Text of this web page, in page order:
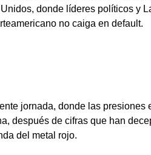
donde líderes políticos y
no caiga en default.
jornada, donde las presiones
después de cifras que han
del metal rojo.